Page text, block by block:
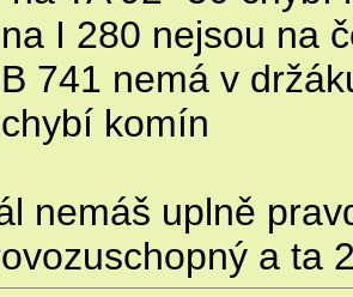
I 280 nejsou na
741 nemá v
komín
nemáš uplně
a ta